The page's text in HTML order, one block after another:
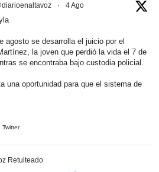
· 4 Ago
agosto se desarrolla el juicio por el
la joven que perdió la vida el 7 de
se encontraba bajo custodia policial.
una oportunidad para que el sistema de
Twitter
Retuiteado